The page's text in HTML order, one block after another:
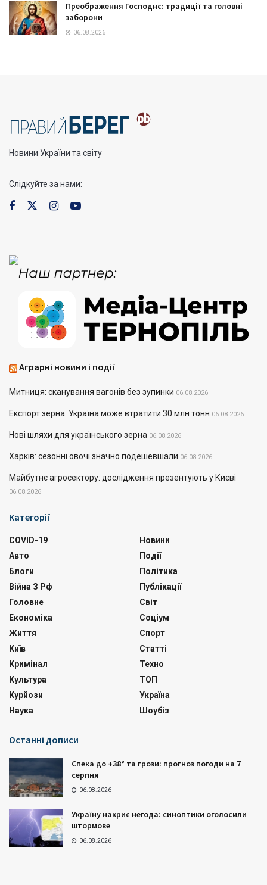
Преображення Господнє: традиції та головні
заборони
06.08.2026
Новини України та світу
Слідкуйте за нами:
Аграрні новини і події
Митниця: сканування вагонів без зупинки 06.08.2026
Експорт зерна: Україна може втратити 30 млн тонн 06.08.2026
Нові шляхи для українського зерна 06.08.2026
Харків: сезонні овочі значно подешевшали 06.08.2026
Майбутнє агросектору: дослідження презентують у Києві
06.08.2026
Категорії
COVID-19
Авто
Блоги
Війна З Рф
Головне
Економіка
Життя
Київ
Кримінал
Культура
Курйози
Наука
Новини
Події
Політика
Публікації
Світ
Соціум
Спорт
Статті
Техно
ТОП
Україна
Шоубіз
Останні дописи
Спека до +38° та грози: прогноз погоди на 7
серпня
06.08.2026
Україну накриє негода: синоптики оголосили
штормове
06.08.2026